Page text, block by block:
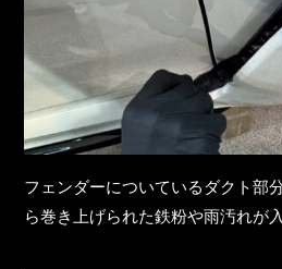
フェンダーについているダクト部
ら巻き上げられた鉄粉や雨汚れが